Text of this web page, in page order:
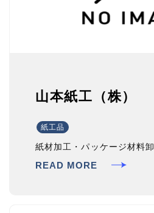
山本紙工（株）
紙工品
紙材加工・パッケージ材料卸
READ MORE